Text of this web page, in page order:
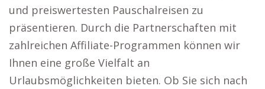
und preiswertesten Pauschalreisen zu
präsentieren. Durch die Partnerschaften mit
zahlreichen Affiliate-Programmen können wir
Ihnen eine große Vielfalt an
Urlaubsmöglichkeiten bieten. Ob Sie sich nach